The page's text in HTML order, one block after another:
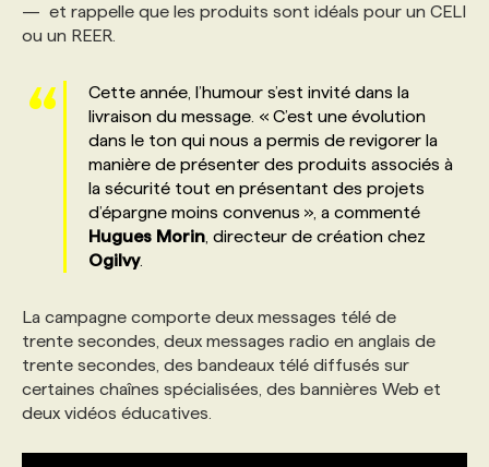
NOS TARIFS
PROGRAMMES DE SUBVENTIONS
FAQ
ANNONCEZ AVEC NOUS
ANNONCEZ AVEC NOUS
— et rappelle que les produits sont idéals pour un CELI
ou un REER.
Cette année, l’humour s’est invité dans la
livraison du message. « C’est une évolution
dans le ton qui nous a permis de revigorer la
manière de présenter des produits associés à
la sécurité tout en présentant des projets
d’épargne moins convenus », a commenté
Hugues Morin , directeur de création chez
Ogilvy.
La campagne comporte deux messages télé de
trente secondes, deux messages radio en anglais de
trente secondes, des bandeaux télé diffusés sur
certaines chaînes spécialisées, des bannières Web et
deux vidéos éducatives.